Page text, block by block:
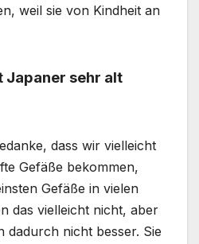
weil sie von Kindheit an
Japaner sehr alt
dass wir vielleicht
Gefäße bekommen,
Gefäße in vielen
das vielleicht nicht, aber
dadurch nicht besser. Sie